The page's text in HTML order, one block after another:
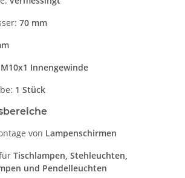
70 mm
M10x1 Innengewinde
1 Stück
von Lampenschirmen
Tischlampen, Stehleuchten,
und Pendelleuchten